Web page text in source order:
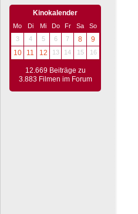
Kinokalender
Mo Di Mi Do Fr Sa
So
3
4 5 6 7 8
9
10
11 12 13 14 15 16
12.669 Beiträge zu
3.883 Filmen im Forum